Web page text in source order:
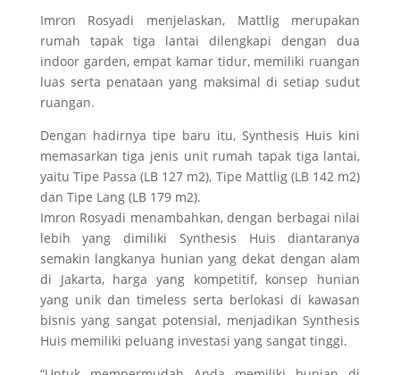
Imron Rosyadi menjelaskan, Mattlig merupakan
rumah tapak tiga lantai dilengkapi dengan dua
indoor garden, empat kamar tidur, memiliki ruangan
luas serta penataan yang maksimal di setiap sudut
ruangan.
Dengan hadirnya tipe baru itu, Synthesis Huis kini
memasarkan tiga jenis unit rumah tapak tiga lantai,
yaitu Tipe Passa (LB 127 m2), Tipe Mattlig (LB 142 m2)
dan Tipe Lang (LB 179 m2).
Imron Rosyadi menambahkan, dengan berbagai nilai
lebih yang dimiliki Synthesis Huis diantaranya
semakin langkanya hunian yang dekat dengan alam
di Jakarta, harga yang kompetitif, konsep hunian
yang unik dan timeless serta berlokasi di kawasan
bisnis yang sangat potensial, menjadikan Synthesis
Huis memiliki peluang investasi yang sangat tinggi.